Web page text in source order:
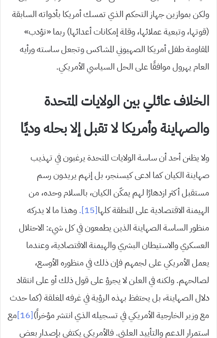
ولكن بموازين جهاز التحكم الذي تمسك أمريكا بأدواته السابقة
(قوتها، وتبعية عملائها، وقلة إمكانات أعدائها) ربما «تؤدب»
المقاومة طفل أمريكا الصهيوني المشاكس وتجعل ساسته ورأيه
العام يهرول موافقًا على الحل السياسي الأمريكي.
الخلاف عائلي بين الولايات المتحدة
والصهاينة وأمريكا لا تقبل إلا بحله وديًا
ولا يظنن أحد أن ساسة الولايات المتحدة يرغبون في تهذيب
صهاينة الكيان كما ادعى كيسنجر، بل إنهم يريدون رسم
مستقبل أكثر ازدهارًا لهم يمكّن الكيان، بالسلام وحده، من
الهيمنة الاقتصادية على المنطقة كلها[15].
وهذا ما لا يدركه
منظور الساسة الصهاينة الذين يطمعون في كل شيء: الاحتلال
العسكري والاستيطان البشري والهيمنة الاقتصادية، وعندما
يعمل الأمريكي على لجمهم فإن ذلك في منظوره الأوسع،
لصالحهم. ولكنه في العلن لا يجرؤ على قول ذلك أو على انتقاد
دلال الصهاينة، بل يحتفظ بهذه الرؤية في غرفه المغلقة (كما حدث
مع وزير الخارجية الأمريكي في تسجيله الذي انتشر مؤخراً)[16]
مع
استمرار الدعم والتأييد العلني. فالأمريكي يكتفي بإصدار بعض